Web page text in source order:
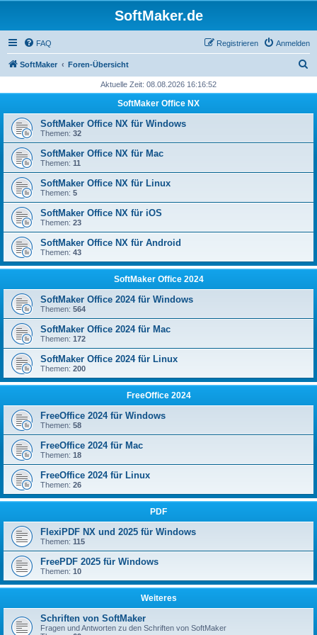
SoftMaker.de
FAQ Anmelden
Registrieren
SoftMaker Foren-Übersicht
h
Aktuelle Zeit: 08.08.2026 16:16:52
SoftMaker Office NX
SoftMaker Office NX für Windows
Themen: 32
SoftMaker Office NX für Mac
Themen: 11
SoftMaker Office NX für Linux
Themen: 5
SoftMaker Office NX für iOS
Themen: 23
SoftMaker Office NX für Android
Themen: 43
SoftMaker Office 2024
SoftMaker Office 2024 für Windows
Themen: 564
SoftMaker Office 2024 für Mac
Themen: 172
SoftMaker Office 2024 für Linux
Themen: 200
FreeOffice 2024
FreeOffice 2024 für Windows
Themen: 58
FreeOffice 2024 für Mac
Themen: 18
FreeOffice 2024 für Linux
Themen: 26
PDF
FlexiPDF NX und 2025 für Windows
Themen: 115
FreePDF 2025 für Windows
Themen: 10
Weiteres
Schriften von SoftMaker
Fragen und Antworten zu den Schriften von SoftMaker